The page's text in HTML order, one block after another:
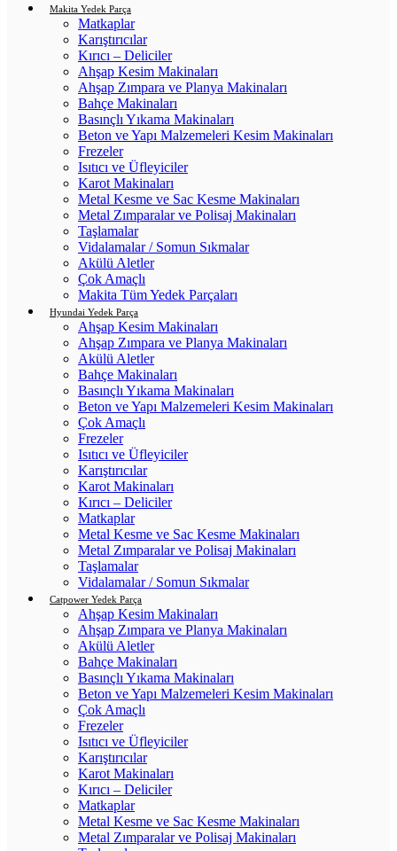
Makita Yedek Parça
Matkaplar
Karıştırıcılar
Kırıcı – Deliciler
Ahşap Kesim Makinaları
Ahşap Zımpara ve Planya Makinaları
Bahçe Makinaları
Basınçlı Yıkama Makinaları
Beton ve Yapı Malzemeleri Kesim Makinaları
Frezeler
Isıtıcı ve Üfleyiciler
Karot Makinaları
Metal Kesme ve Sac Kesme Makinaları
Metal Zımparalar ve Polisaj Makinaları
Taşlamalar
Vidalamalar / Somun Sıkmalar
Akülü Aletler
Çok Amaçlı
Makita Tüm Yedek Parçaları
Hyundai Yedek Parça
Ahşap Kesim Makinaları
Ahşap Zımpara ve Planya Makinaları
Akülü Aletler
Bahçe Makinaları
Basınçlı Yıkama Makinaları
Beton ve Yapı Malzemeleri Kesim Makinaları
Çok Amaçlı
Frezeler
Isıtıcı ve Üfleyiciler
Karıştırıcılar
Karot Makinaları
Kırıcı – Deliciler
Matkaplar
Metal Kesme ve Sac Kesme Makinaları
Metal Zımparalar ve Polisaj Makinaları
Taşlamalar
Vidalamalar / Somun Sıkmalar
Catpower Yedek Parça
Ahşap Kesim Makinaları
Ahşap Zımpara ve Planya Makinaları
Akülü Aletler
Bahçe Makinaları
Basınçlı Yıkama Makinaları
Beton ve Yapı Malzemeleri Kesim Makinaları
Çok Amaçlı
Frezeler
Isıtıcı ve Üfleyiciler
Karıştırıcılar
Karot Makinaları
Kırıcı – Deliciler
Matkaplar
Metal Kesme ve Sac Kesme Makinaları
Metal Zımparalar ve Polisaj Makinaları